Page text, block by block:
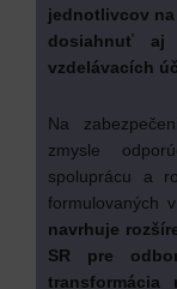
jednotlivcov
dosiahnuť aj
vzdelávacích
Na
zmysle
spoluprácu a
formulovaných
navrhuje
SR pre